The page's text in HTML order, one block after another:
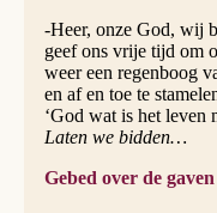
-Heer, onze God, wij
geef ons vrije tijd om
weer een regenboog
en af en toe te
‘God wat is het leven
Laten we bidden…
Gebed over de gaven